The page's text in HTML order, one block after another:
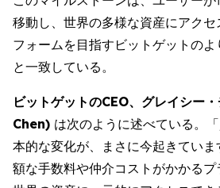
移動し、世界の多様な資産にアクセ
フォームを目指すビットゲットの
と一致している。
ビットゲットのCEO、グレイシー
Chen) は次のように述べている。
本的な変化が、まさに今起きてい
額な手数料や仲介コストがかかるプ